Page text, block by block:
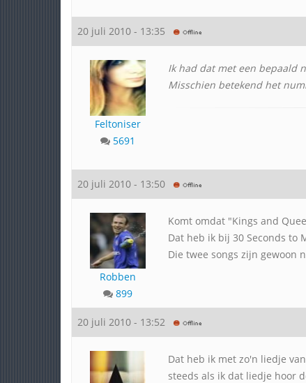
20 juli 2010 - 13:35
Feltoniser
5691
Ik had dat met een bepaald
Misschien betekend het
20 juli 2010 - 13:50
Robben
899
Komt omdat "Kings and
Dat heb ik bij 30 Seconds to
Die twee songs zijn gewoon
20 juli 2010 - 13:52
Dat heb ik met zo'n liedje
steeds als ik dat liedje hoor